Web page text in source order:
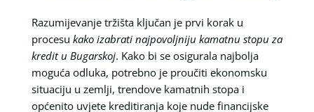
Razumijevanje tržišta ključan je prvi korak u
procesu kako izabrati najpovoljniju kamatnu stopu za
kredit u Bugarskoj. Kako bi se osigurala najbolja
moguća odluka, potrebno je proučiti ekonomsku
situaciju u zemlji, trendove kamatnih stopa i
općenito uvjete kreditiranja koje nude financijske